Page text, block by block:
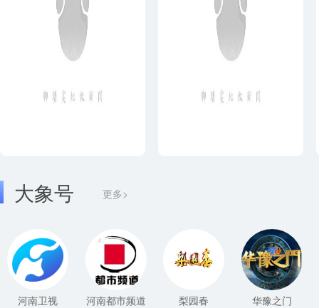
大象号 更多>
河南卫视 河南都市频道 梨园春 华豫之门